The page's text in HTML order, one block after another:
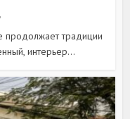
продолжает традиции
интерьер...